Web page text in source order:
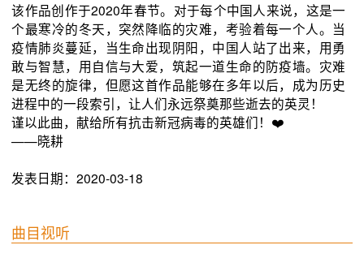
该作品创作于2020年春节。对于每个中国人来说，这是一
个最寒冷的冬天，突然降临的灾难，考验着每一个人。当
疫情肺炎蔓延，当生命出现阴阳，中国人站了出来，用勇
敢与智慧，用自信与大爱，筑起一道生命的防疫墙。灾难
是无终的旋律，但愿这首作品能够在多年以后，成为历史
进程中的一段索引，让人们永远祭奠那些逝去的英灵！
谨以此曲，献给所有抗击新冠病毒的英雄们！❤️
——晓耕
发表日期：2020-03-18
曲目视听